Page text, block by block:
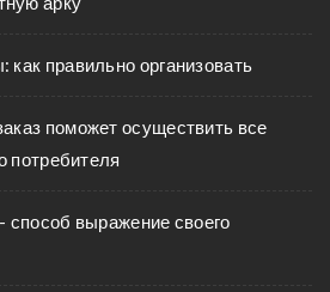
правильно организовать
поможет осуществить все
потребителя
способ выражение своего